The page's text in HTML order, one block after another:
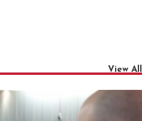
View All